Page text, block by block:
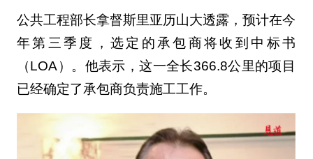
公共工程部长拿督斯里亚历山大透露，预计在今
年第三季度，选定的承包商将收到中标书
（LOA）。他表示，这一全长366.8公里的项目
已经确定了承包商负责施工工作。